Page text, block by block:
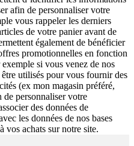
afin de personnaliser votre
vous rappeler les derniers
de votre panier avant de
également de bénéficier
promotionnelles en fonction
si vous venez de nos
utilisés pour vous fournir des
(ex mon magasin préféré,
de personnaliser votre
des données de
les données de nos bases
vos achats sur notre site.